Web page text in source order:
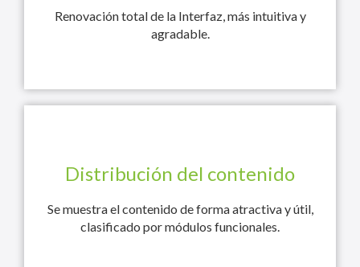
Renovación total de la Interfaz, más intuitiva y
agradable.
Distribución del contenido
Se muestra el contenido de forma atractiva y útil,
clasificado por módulos funcionales.